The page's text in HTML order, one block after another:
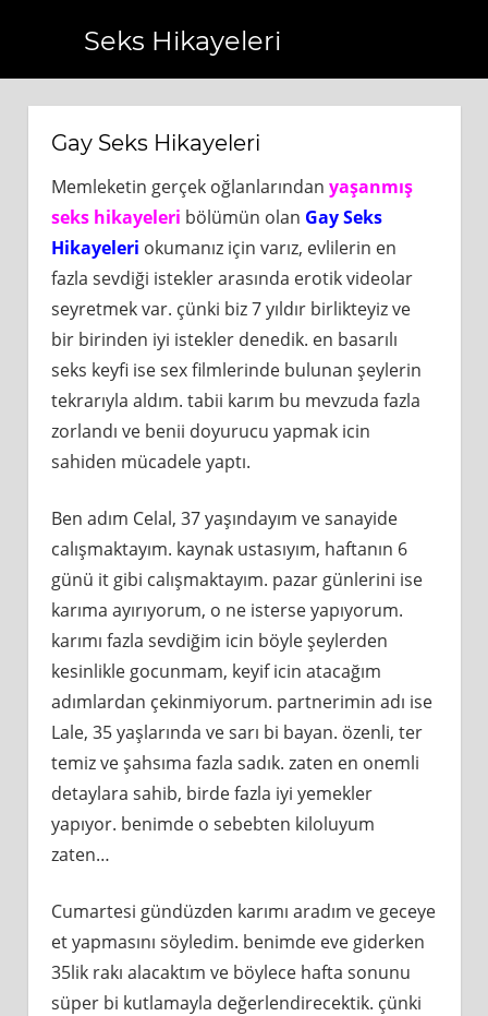
Seks Hikayeleri
Gay Seks Hikayeleri
Memleketin gerçek oğlanlarından yaşanmış
seks hikayeleri bölümün olan Gay Seks
Hikayeleri okumanız için varız, evlilerin en
fazla sevdiği istekler arasında erotik videolar
seyretmek var. çünki biz 7 yıldır birlikteyiz ve
bir birinden iyi istekler denedik. en basarılı
seks keyfi ise sex filmlerinde bulunan şeylerin
tekrarıyla aldım. tabii karım bu mevzuda fazla
zorlandı ve benii doyurucu yapmak icin
sahiden mücadele yaptı.
Ben adım Celal, 37 yaşındayım ve sanayide
calışmaktayım. kaynak ustasıyım, haftanın 6
günü it gibi calışmaktayım. pazar günlerini ise
karıma ayırıyorum, o ne isterse yapıyorum.
karımı fazla sevdiğim icin böyle şeylerden
kesinlikle gocunmam, keyif icin atacağım
adımlardan çekinmiyorum. partnerimin adı ise
Lale, 35 yaşlarında ve sarı bi bayan. özenli, ter
temiz ve şahsıma fazla sadık. zaten en onemli
detaylara sahib, birde fazla iyi yemekler
yapıyor. benimde o sebebten kiloluyum
zaten…
Cumartesi gündüzden karımı aradım ve geceye
et yapmasını söyledim. benimde eve giderken
35lik rakı alacaktım ve böylece hafta sonunu
süper bi kutlamayla değerlendirecektik. çünki